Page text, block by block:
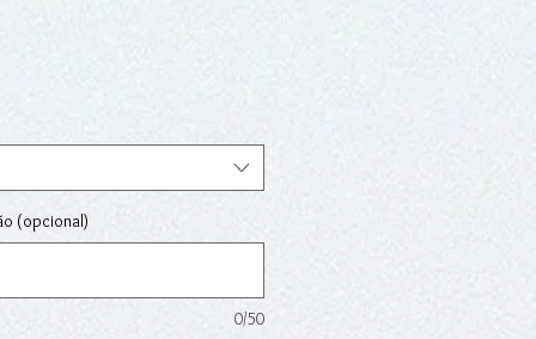
(opcional)
0/50